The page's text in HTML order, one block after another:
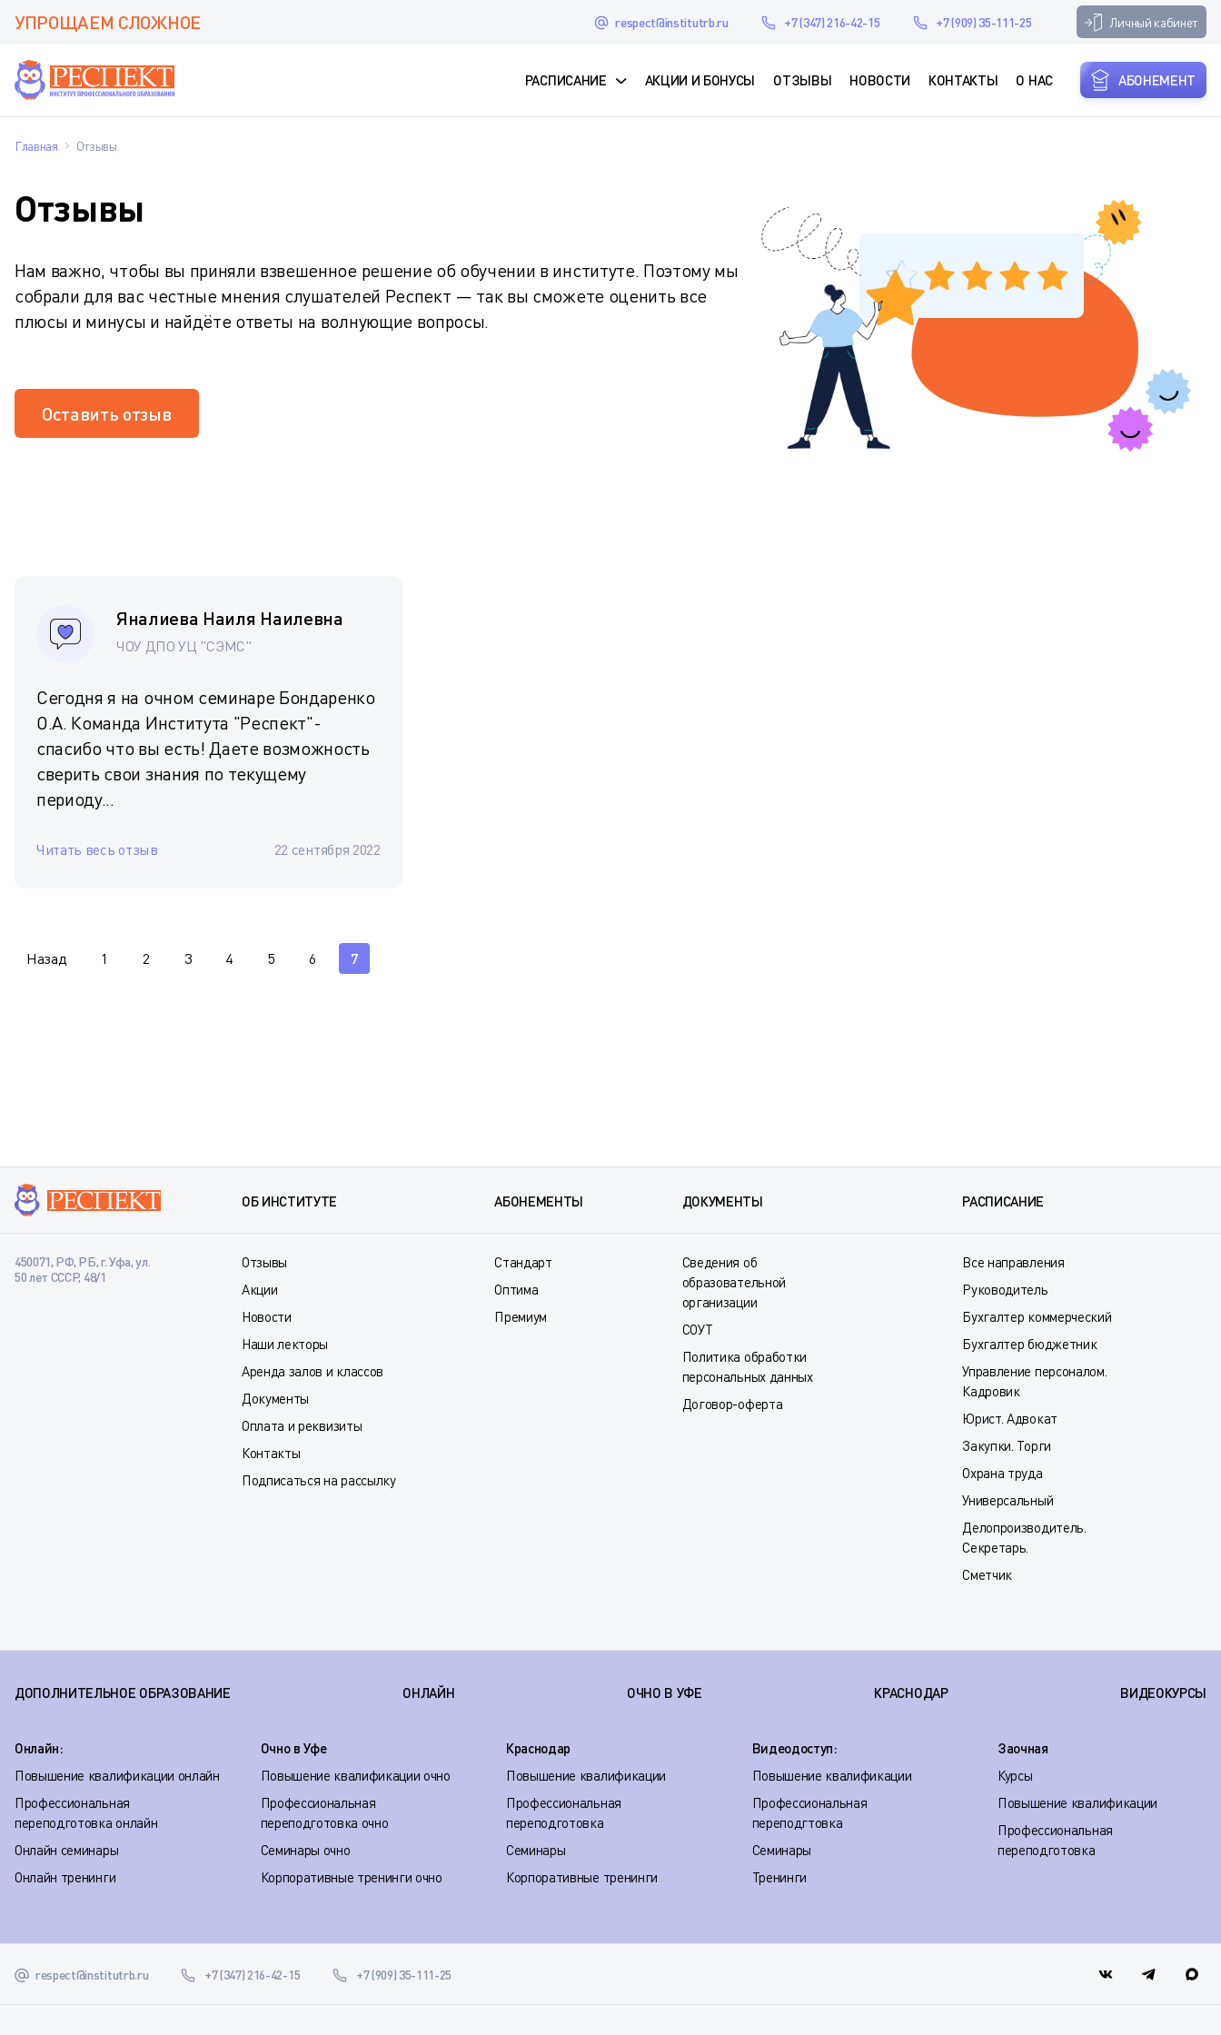
УПРОЩАЕМ СЛОЖНОЕ respect@institutrb.ru +7 (347) 216-42-15 +7 (909) 35-111-25 Личный кабинет
РАСПИСАНИЕ АКЦИИ И БОНУСЫ ОТЗЫВЫ НОВОСТИ КОНТАКТЫ О НАС АБОНЕМЕНТ
Главная Отзывы
Отзывы
Нам важно, чтобы вы приняли взвешенное решение об обучении в институте. Поэтому мы
собрали для вас честные мнения слушателей Респект — так вы сможете оценить все
плюсы и минусы и найдёте ответы на волнующие вопросы.
Оставить отзыв
Яналиева Наиля Наилевна
ЧОУ ДПО УЦ "СЭМС"
Сегодня я на очном семинаре Бондаренко
О.А. Команда Института "Респект"-
спасибо что вы есть! Даете возможность
сверить свои знания по текущему
периоду...
22 сентября 2022
Читать весь отзыв
Назад 1 2 3 4 5 6 7
ОБ ИНСТИТУТЕ
Отзывы
Акции
Новости
Наши лекторы
Аренда залов и классов
Документы
Оплата и реквизиты
Контакты
Подписаться на рассылку
АБОНЕМЕНТЫ
Стандарт
Оптима
Премиум
ДОКУМЕНТЫ
Сведения об
образовательной
организации
СОУТ
Политика обработки
персональных данных
Договор-оферта
РАСПИСАНИЕ
Все направления
Руководитель
Бухгалтер коммерческий
Бухгалтер бюджетник
Управление персоналом.
Кадровик
Юрист. Адвокат
Закупки. Торги
Охрана труда
Универсальный
Делопроизводитель.
Секретарь.
Сметчик
450071, РФ, РБ, г. Уфа, ул.
50 лет СССР, 48/1
ДОПОЛНИТЕЛЬНОЕ ОБРАЗОВАНИЕ ОНЛАЙН ОЧНО В УФЕ КРАСНОДАР ВИДЕОКУРСЫ
Онлайн:
Повышение квалификации онлайн
Профессиональная
переподготовка онлайн
Онлайн семинары
Онлайн тренинги
Очно в Уфе
Повышение квалификации очно
Профессиональная
переподготовка очно
Семинары очно
Корпоративные тренинги очно
Краснодар
Повышение квалификации
Профессиональная
переподготовка
Семинары
Корпоративные тренинги
Видеодоступ:
Повышение квалификации
Профессиональная
переподгтовка
Семинары
Тренинги
Заочная
Курсы
Повышение квалификации
Профессиональная
переподготовка
respect@institutrb.ru +7 (347) 216-42-15 +7 (909) 35-111-25